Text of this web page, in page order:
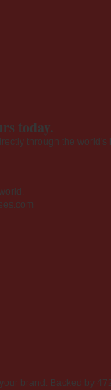
today.
through the world's
brand. Backed by